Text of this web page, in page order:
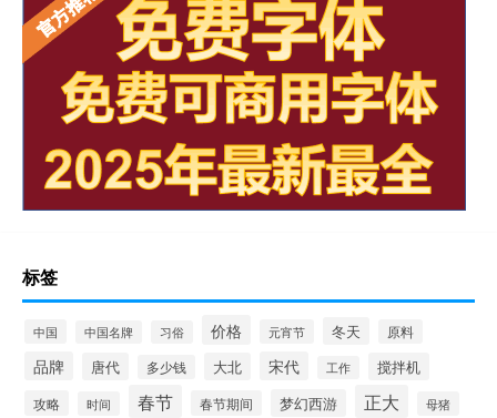
标签
中国 中国名牌 习俗 价格 元宵节 冬天 原料
品牌 唐代 多少钱 大北 宋代 工作 搅拌机
攻略 时间 春节 春节期间 梦幻西游 正大 母猪